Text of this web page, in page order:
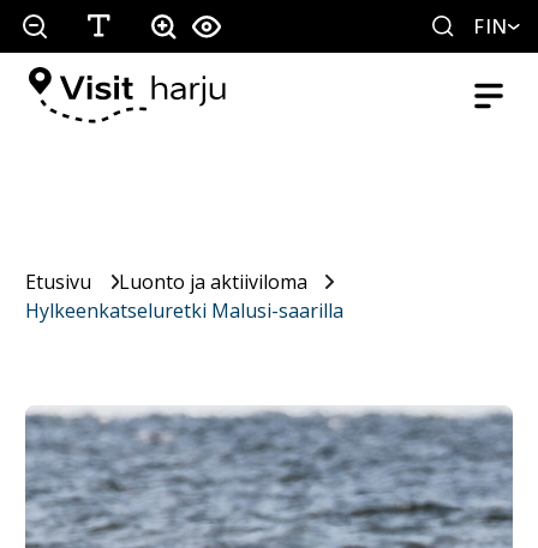
FIN
Etusivu
Luonto ja aktiiviloma
Hylkeenkatseluretki Malusi-saarilla